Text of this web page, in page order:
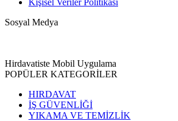
Kişisel Veriler Politikası
Sosyal Medya
Hirdavatiste Mobil Uygulama
POPÜLER KATEGORİLER
HIRDAVAT
İŞ GÜVENLİĞİ
YIKAMA VE TEMİZLİK